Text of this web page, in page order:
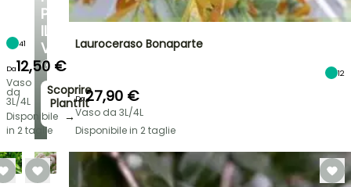
PER
IL
VOSTRO
GIARDINO
Scoprire
Plantfit
→
41
Da12,50 €
Vaso
da
3L/4L
Disponibile
in 2 taglie
Lauroceraso Bonaparte
12
Da27,90 €
Vaso da 3L/4L
Disponibile in 2 taglie